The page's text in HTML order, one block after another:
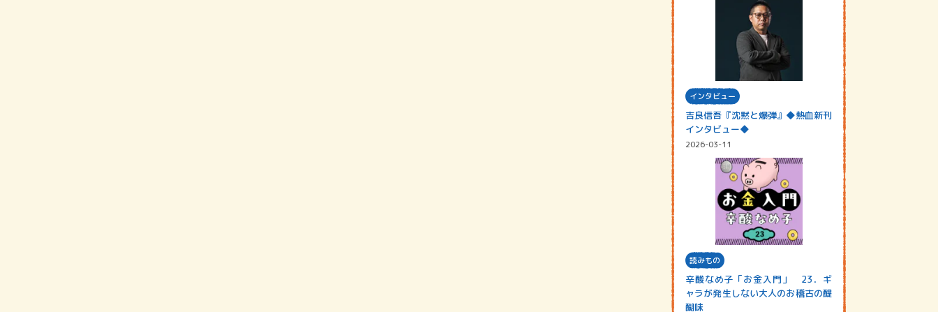
インタビュー
吉良信吾『沈黙と爆弾』◆熱血新刊
インタビュー◆
2026-03-11
読みもの
辛酸なめ子「お金入門」 23．ギ
ャラが発生しない大人のお稽古の醍
醐味